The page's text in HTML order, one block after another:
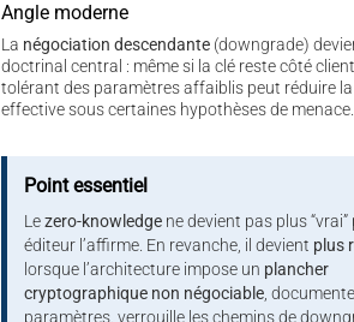
Angle moderne
La négociation descendante(downgrade)
doctrinal central : même si la clé reste côté
tolérant des paramètres affaiblis peut réduire
effective sous certaines hypothèses de menace.
Point essentiel
Lezero-knowledgene devient pas plus “vrai”
éditeur l’affirme. En revanche, il devient plus
lorsque l’architecture impose un plancher
cryptographique non négociable,
paramètres, verrouille les chemins de